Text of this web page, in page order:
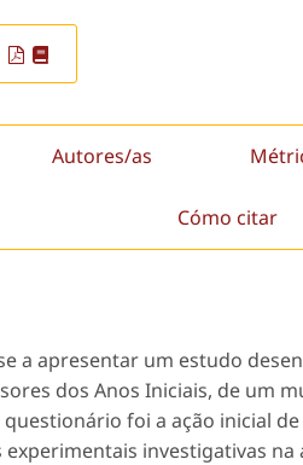
Autores/as
Cómo citar
a apresentar um estudo
dos Anos Iniciais, de um
foi a ação inicial
investigativas na